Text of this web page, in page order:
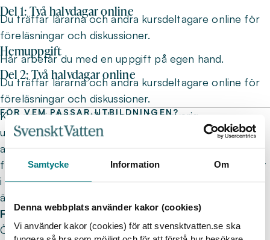
Samtycke Information Om
Denna webbplats använder kakor (cookies)
Vi använder kakor (cookies) för att svensktvatten.se ska
Del 1: Två halvdagar online
Du träffar lärarna och andra kursdeltagare online för
föreläsningar och diskussioner.
Hemuppgift
Här arbetar du med en uppgift på egen hand.
Del 2: Två halvdagar online
Du träffar lärarna och andra kursdeltagare online för
föreläsningar och diskussioner.
FÖR VEM PASSAR UTBILDNINGEN?
Kursen vänder sig till dig som är ansvarig,
underhållsingenjör, underhållstekniker, driftstekniker,
arbetsledare, driftchef, planerare. Eftersom en
framgångsfaktor är att underhållsarbetet är förankrat
i både ledning och organisation är det en fördel om ni
är fler som deltar i kursen.
Förkunskaper
Övergripande kunskaper om ledningsnätets